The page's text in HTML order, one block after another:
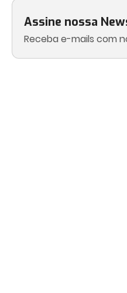
Assine nossa
Receba e-mails com